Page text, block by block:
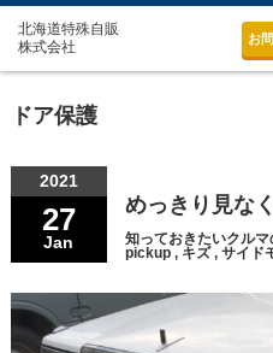
お
ドア保護
2021
27
Jan
めっきり見な
知っておきたいクルマ
pickup, キズ, サイド